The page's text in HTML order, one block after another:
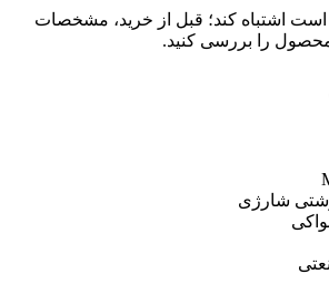
اشتباه کند؛ قبل از خرید، مشخصات
را بررسی کنید.
شارژی